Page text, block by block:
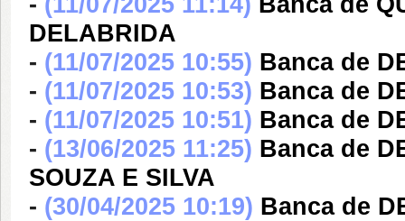
DELABRIDA
- (11/07/2025 10:55) Banca de
- (11/07/2025 10:53) Banca de
- (11/07/2025 10:51) Banca de
- (13/06/2025 11:25) Banca de
SOUZA E SILVA
- (30/04/2025 10:19) Banca de